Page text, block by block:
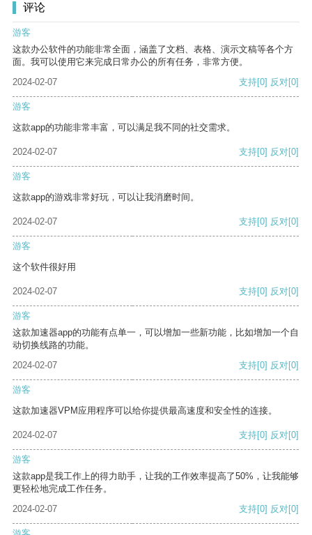
评论
游客
这款办公软件的功能非常全面，涵盖了文档、表格、演示文稿等各个方
面。我可以使用它来完成日常办公的所有任务，非常方便。
2024-02-07
支持[0] 反对[0]
游客
这款app的功能非常丰富，可以满足我不同的社交需求。
2024-02-07 支持[0] 反对[0]
游客
这款app的游戏非常好玩，可以让我消磨时间。
2024-02-07 支持[0] 反对[0]
游客
这个软件很好用
2024-02-07 支持[0] 反对[0]
游客
这款加速器app的功能有点单一，可以增加一些新功能，比如增加一个自
动切换线路的功能。
2024-02-07
支持[0] 反对[0]
游客
这款加速器VPM应用程序可以给你提供最高速度和安全性的连接。
2024-02-07 支持[0] 反对[0]
游客
这款app是我工作上的得力助手，让我的工作效率提高了50%，让我能够
更轻松地完成工作任务。
2024-02-07
支持[0] 反对[0]